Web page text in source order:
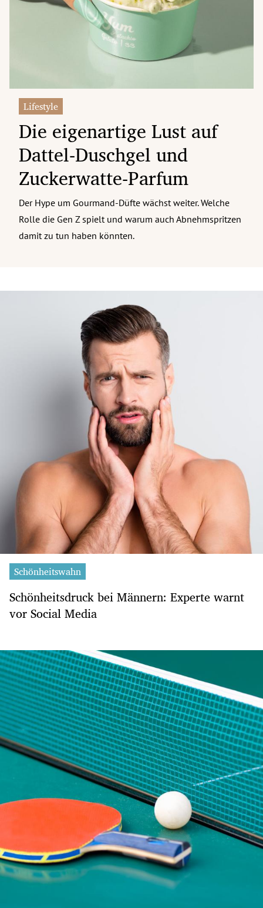
Untermenü
Untermenü
Untermenü
Untermenü
Untermenü
Untermenü
Untermenü
Lifestyle
Die eigenartige Lust auf
Dattel-Duschgel und
Zuckerwatte-Parfum
Der Hype um Gourmand-Düfte wächst weiter. Welche
Rolle die Gen Z spielt und warum auch Abnehmspritzen
damit zu tun haben könnten.
Schönheitswahn
Schönheitsdruck bei Männern: Experte warnt
vor Social Media